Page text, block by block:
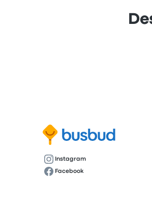
Instagram
Facebook